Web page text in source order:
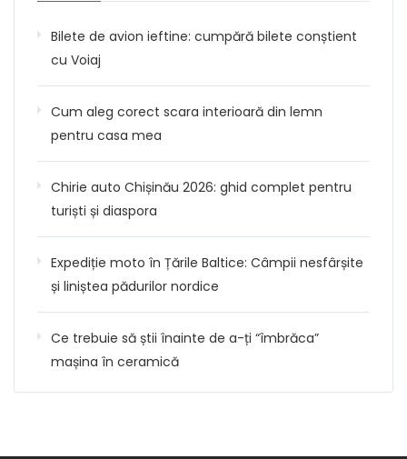
Bilete de avion ieftine: cumpără bilete conștient
cu Voiaj
Cum aleg corect scara interioară din lemn
pentru casa mea
Chirie auto Chișinău 2026: ghid complet pentru
turiști și diaspora
Expediție moto în Țările Baltice: Câmpii nesfârșite
și liniștea pădurilor nordice
Ce trebuie să știi înainte de a-ți “îmbrăca”
mașina în ceramică